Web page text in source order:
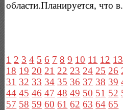
области.Планируется, что
1 2 3 4 5 6 7 8 9 10 11 12 13
18 19 20 21 22 23 24 25 26
31 32 33 34 35 36 37 38 39
44 45 46 47 48 49 50 51 52
57 58 59 60 61 62 63 64 65